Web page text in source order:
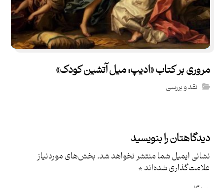
مروری بر کتاب «ادیپ: میل آتشین کودک»
نقد و بررسی
دیدگاهتان را بنویسید
نشانی ایمیل شما منتشر نخواهد شد.بخش‌های موردنیاز
علامت‌گذاری شده‌اند*